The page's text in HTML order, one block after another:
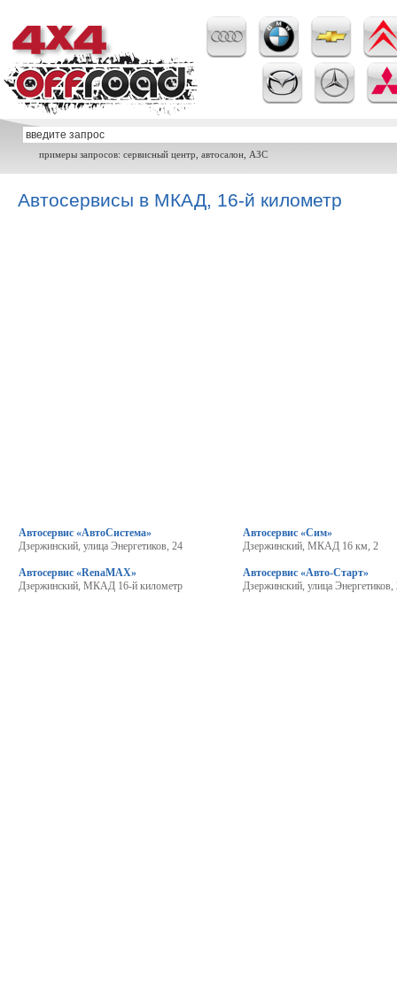
примеры запросов: сервисный центр, автосалон, АЗС
Автосервисы в МКАД, 16-й километр
Автосервис «АвтоСистема»
Дзержинский, улица Энергетиков, 24
Автосервис «RenaMAX»
Дзержинский, МКАД 16-й километр
Автосервис «Сим»
Дзержинский, МКАД 16 км, 2
Автосервис «Авто-Старт»
Дзержинский, улица Энергетиков,